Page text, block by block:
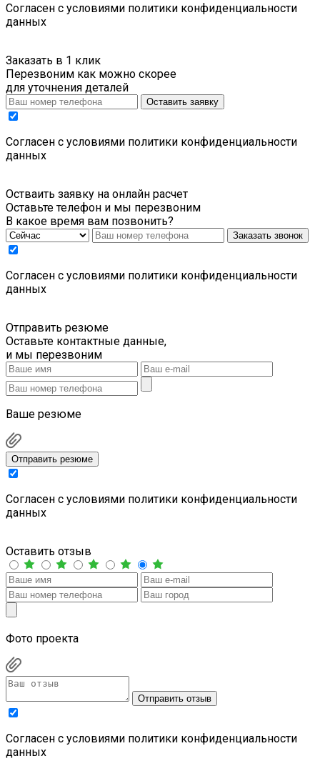
Cогласен с условиями политики конфиденциальности
данных
Заказать в 1 клик
Перезвоним как можно скорее
для уточнения деталей
Оставить заявку
Cогласен с условиями политики конфиденциальности
данных
Остваить заявку на онлайн расчет
Оставьте телефон и мы перезвоним
В какое время вам позвонить?
Заказать звонок
Cогласен с условиями политики конфиденциальности
данных
Отправить резюме
Оставьте контактные данные,
и мы перезвоним
Ваше резюме
Отправить резюме
Cогласен с условиями политики конфиденциальности
данных
Оставить отзыв
Фото проекта
Отправить отзыв
Cогласен с условиями политики конфиденциальности
данных